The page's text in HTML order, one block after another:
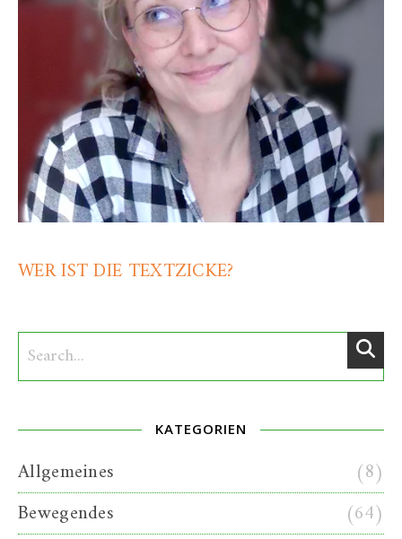
WER IST DIE TEXTZICKE?
KATEGORIEN
Allgemeines
(8)
Bewegendes
(64)